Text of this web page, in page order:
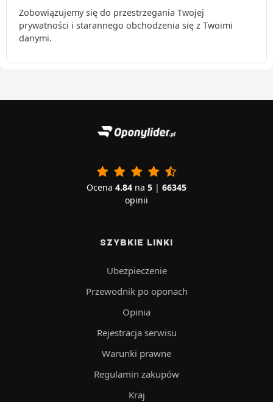
Zobowiązujemy się do przestrzegania Twojej
prywatności i starannego obchodzenia się z Twoimi
danymi.
Ocena 4.84 na 5 | 66345
opinii
SZYBKIE LINKI
Ubezpieczenie
Przewodnik po oponach
Opinia
Rejestracja serwisu
Warunki prawne
Regulamin zakupów
Kraj